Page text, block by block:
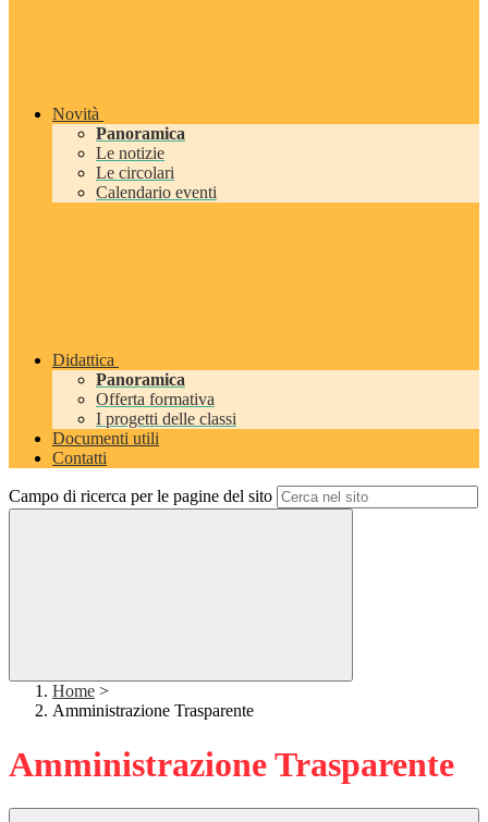
Novità
Panoramica
Le notizie
Le circolari
Calendario eventi
Didattica
Panoramica
Offerta formativa
I progetti delle classi
Documenti utili
Contatti
Campo di ricerca per le pagine del sito
Home >
Amministrazione Trasparente
Amministrazione Trasparente